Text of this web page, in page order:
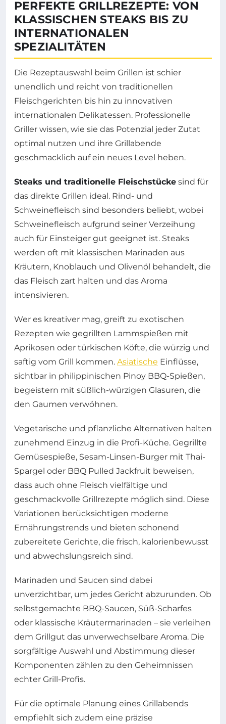
PERFEKTE GRILLREZEPTE: VON
KLASSISCHEN STEAKS BIS ZU
INTERNATIONALEN
SPEZIALITÄTEN
Die Rezeptauswahl beim Grillen ist schier
unendlich und reicht von traditionellen
Fleischgerichten bis hin zu innovativen
internationalen Delikatessen. Professionelle
Griller wissen, wie sie das Potenzial jeder Zutat
optimal nutzen und ihre Grillabende
geschmacklich auf ein neues Level heben.
Steaks und traditionelle Fleischstücke sind für
das direkte Grillen ideal. Rind- und
Schweinefleisch sind besonders beliebt, wobei
Schweinefleisch aufgrund seiner Verzeihung
auch für Einsteiger gut geeignet ist. Steaks
werden oft mit klassischen Marinaden aus
Kräutern, Knoblauch und Olivenöl behandelt, die
das Fleisch zart halten und das Aroma
intensivieren.
Wer es kreativer mag, greift zu exotischen
Rezepten wie gegrillten Lammspießen mit
Aprikosen oder türkischen Köfte, die würzig und
saftig vom Grill kommen. Asiatische Einflüsse,
sichtbar in philippinischen Pinoy BBQ-Spießen,
begeistern mit süßlich-würzigen Glasuren, die
den Gaumen verwöhnen.
Vegetarische und pflanzliche Alternativen halten
zunehmend Einzug in die Profi-Küche. Gegrillte
Gemüsespieße, Sesam-Linsen-Burger mit Thai-
Spargel oder BBQ Pulled Jackfruit beweisen,
dass auch ohne Fleisch vielfältige und
geschmackvolle Grillrezepte möglich sind. Diese
Variationen berücksichtigen moderne
Ernährungstrends und bieten schonend
zubereitete Gerichte, die frisch, kalorienbewusst
und abwechslungsreich sind.
Marinaden und Saucen sind dabei
unverzichtbar, um jedes Gericht abzurunden. Ob
selbstgemachte BBQ-Saucen, Süß-Scharfes
oder klassische Kräutermarinaden – sie verleihen
dem Grillgut das unverwechselbare Aroma. Die
sorgfältige Auswahl und Abstimmung dieser
Komponenten zählen zu den Geheimnissen
echter Grill-Profis.
Für die optimale Planung eines Grillabends
empfiehlt sich zudem eine präzise